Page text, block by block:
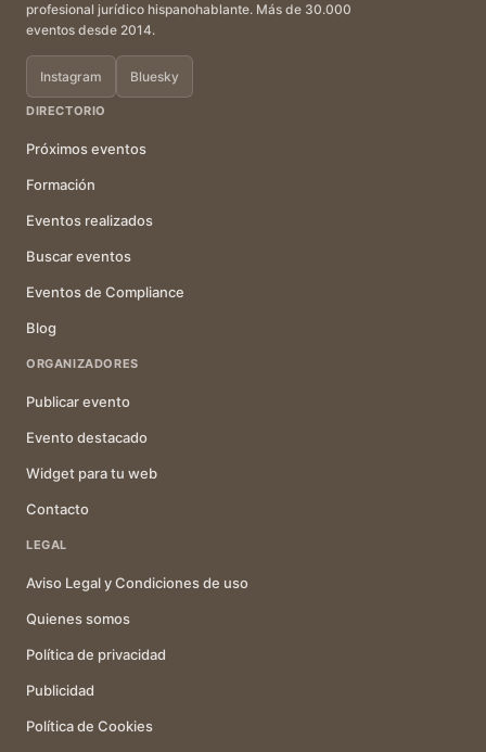
profesional jurídico hispanohablante. Más de 30.000
eventos desde 2014.
Instagram Bluesky
DIRECTORIO
Próximos eventos
Formación
Eventos realizados
Buscar eventos
Eventos de Compliance
Blog
ORGANIZADORES
Publicar evento
Evento destacado
Widget para tu web
Contacto
LEGAL
Aviso Legal y Condiciones de uso
Quienes somos
Política de privacidad
Publicidad
Política de Cookies